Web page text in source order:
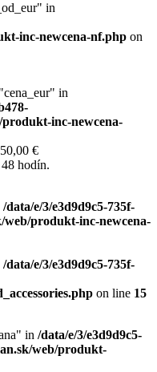
in
inc-newcena-nf.php on
in
produkt-inc-newcena-
€
hodín.
/data/e/3/e3d9d9c5-735f-
web/produkt-inc-newcena-
/data/e/3/e3d9d9c5-735f-
on line 15
in /data/e/3/e3d9d9c5-
web/produkt-